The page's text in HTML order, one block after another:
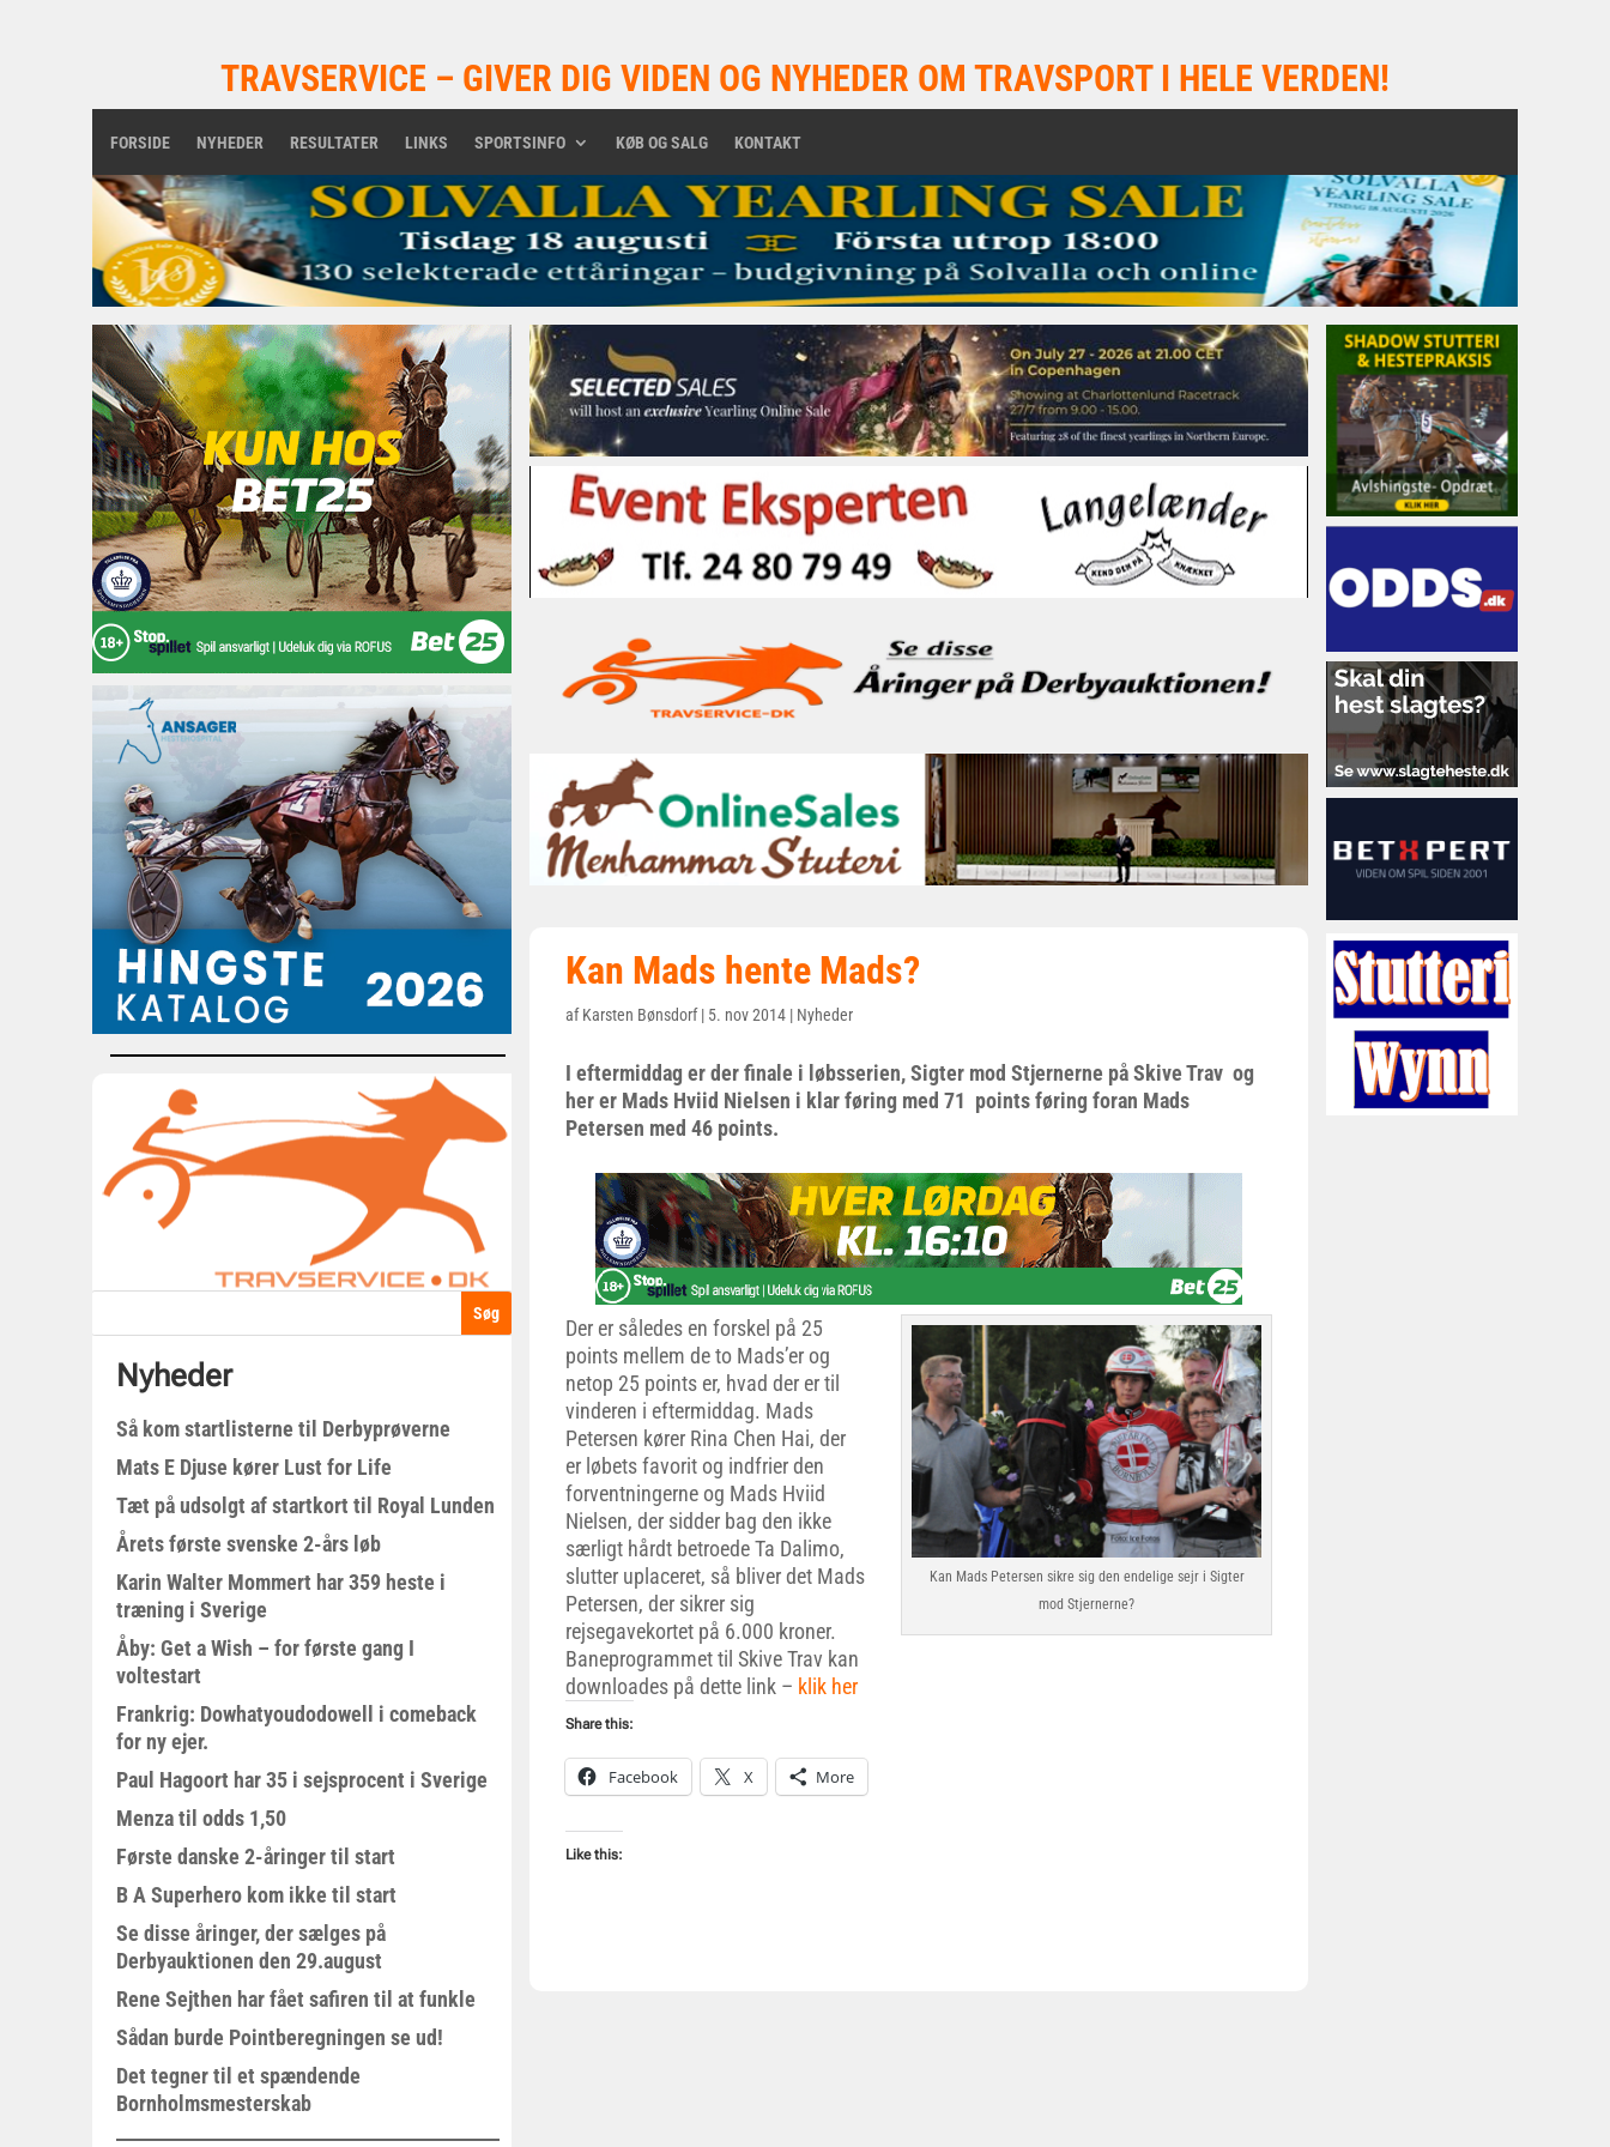
TRAVSERVICE – GIVER DIG VIDEN OG NYHEDER OM TRAVSPORT I HELE VERDEN!
FORSIDE NYHEDER RESULTATER LINKS SPORTSINFO KØB OG SALG KONTAKT
Nyheder
Så kom startlisterne til Derbyprøverne
Mats E Djuse kører Lust for Life
Tæt på udsolgt af startkort til Royal Lunden
Årets første svenske 2-års løb
Karin Walter Mommert har 359 heste i
træning i Sverige
Åby: Get a Wish – for første gang I
voltestart
Frankrig: Dowhatyoudodowell i comeback
for ny ejer.
Paul Hagoort har 35 i sejsprocent i Sverige
Menza til odds 1,50
Første danske 2-åringer til start
B A Superhero kom ikke til start
Se disse åringer, der sælges på
Derbyauktionen den 29.august
Rene Sejthen har fået safiren til at funkle
Sådan burde Pointberegningen se ud!
Det tegner til et spændende
Bornholmsmesterskab
Kan Mads hente Mads?
afKarsten Bønsdorf| 5. nov 2014 | Nyheder
I eftermiddag er der finale i løbsserien, Sigter mod Stjernerne på Skive Trav og
her er Mads Hviid Nielsen i klar føring med 71 points føring foran Mads
Petersen med 46 points.
Kan Mads Petersen sikre sig den endelige sejr i Sigter
mod Stjernerne?
Der er således en forskel på 25
points mellem de to Mads’er og
netop 25 points er, hvad der er til
vinderen i eftermiddag. Mads
Petersen kører Rina Chen Hai, der
er løbets favorit og indfrier den
forventningerne og Mads Hviid
Nielsen, der sidder bag den ikke
særligt hårdt betroede Ta Dalimo,
slutter uplaceret, så bliver det Mads
Petersen, der sikrer sig
rejsegavekortet på 6.000 kroner.
Baneprogrammet til Skive Trav kan
downloades på dette link – klik her
Share this:
Facebook X More
Like this: